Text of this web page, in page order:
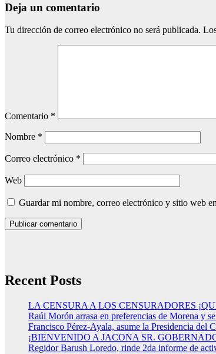
Deja un comentario
Tu dirección de correo electrónico no será publicada.
Comentario *
Nombre *
Correo electrónico *
Web
Guardar mi nombre, correo electrónico y sitio web
Recent Posts
LA CENSURA A LOS CENSURADORES
Raúl Morón arrasa en preferencias de Morena y
Francisco Pérez-Ayala, asume la Presidencia
¡BIENVENIDO A JACONA SR.
Regidor Barush Loredo, rinde 2da informe de